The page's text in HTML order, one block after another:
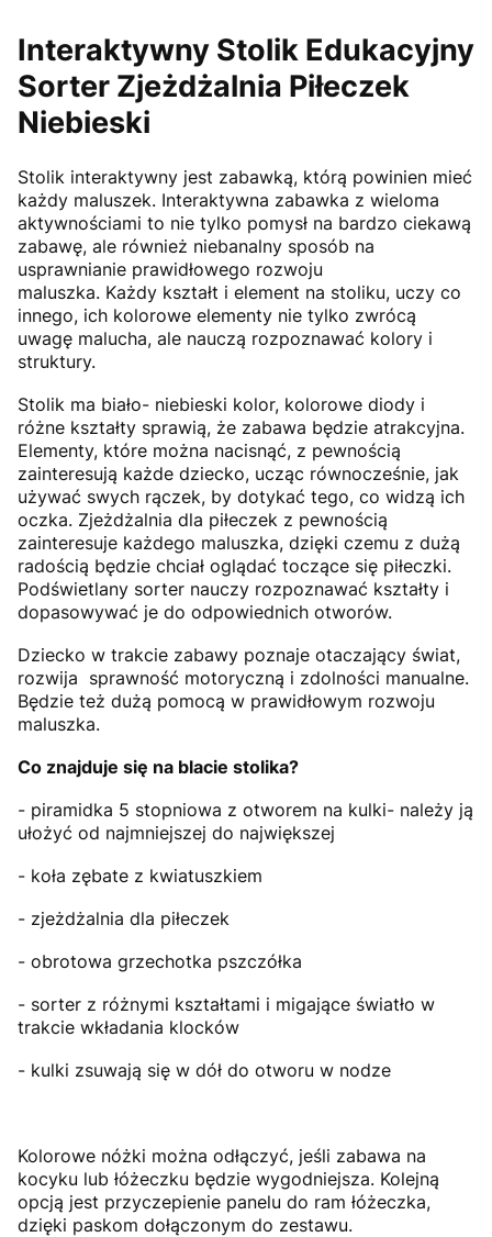
Interaktywny Stolik Edukacyjny
Sorter Zjeżdżalnia Piłeczek
Niebieski
Stolik interaktywny jest zabawką, którą powinien mieć
każdy maluszek. Interaktywna zabawka z wieloma
aktywnościami to nie tylko pomysł na bardzo ciekawą
zabawę, ale również niebanalny sposób na
usprawnianie prawidłowego rozwoju
maluszka. Każdy kształt i element na stoliku, uczy co
innego, ich kolorowe elementy nie tylko zwrócą
uwagę malucha, ale nauczą rozpoznawać kolory i
struktury.
Stolik ma biało- niebieski kolor, kolorowe diody i
różne kształty sprawią, że zabawa będzie atrakcyjna.
Elementy, które można nacisnąć, z pewnością
zainteresują każde dziecko, ucząc równocześnie, jak
używać swych rączek, by dotykać tego, co widzą ich
oczka. Zjeżdżalnia dla piłeczek z pewnością
zainteresuje każdego maluszka, dzięki czemu z dużą
radością będzie chciał oglądać toczące się piłeczki.
Podświetlany sorter nauczy rozpoznawać kształty i
dopasowywać je do odpowiednich otworów.
Dziecko w trakcie zabawy poznaje otaczający świat,
rozwija sprawność motoryczną i zdolności manualne.
Będzie też dużą pomocą w prawidłowym rozwoju
maluszka.
Co znajduje się na blacie stolika?
- piramidka 5 stopniowa z otworem na kulki- należy ją
ułożyć od najmniejszej do największej
- koła zębate z kwiatuszkiem
- zjeżdżalnia dla piłeczek
- obrotowa grzechotka pszczółka
- sorter z różnymi kształtami i migające światło w
trakcie wkładania klocków
- kulki zsuwają się w dół do otworu w nodze
Kolorowe nóżki można odłączyć, jeśli zabawa na
kocyku lub łóżeczku będzie wygodniejsza. Kolejną
opcją jest przyczepienie panelu do ram łóżeczka,
dzięki paskom dołączonym do zestawu.